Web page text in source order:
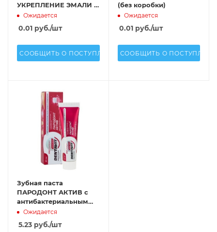
УКРЕПЛЕНИЕ ЭМАЛИ с
микрочастицами
активированного угля
Ожидается
0.01 руб./шт
СООБЩИТЬ О ПОСТУПЛЕНИИ
(без коробки)
Ожидается
0.01руб./шт
СООБЩИТЬ О
Зубная паста
ПАРОДОНТ АКТИВ с
антибактериальным
комплексом
Ожидается
5.23 руб./шт